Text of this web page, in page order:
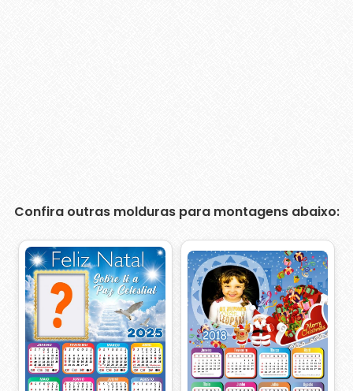
Confira outras molduras para montagens abaixo: